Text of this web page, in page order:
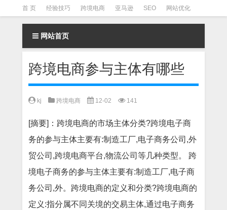
首 页 经验技巧 跨境电商 亚马逊 SEO 网站优化
Facebook营销 Facebook广告 facebook营销技巧
instagram营销
网站首页
跨境电商参与主体有哪些
kj 跨境电商 12-02 141
[摘要]：跨境电商的市场主体分类?跨境电子商
务的参与主体主要有:制造工厂,电子商务公司,外
贸公司,跨境电商平台,物流公司等几种类型。 跨
境电子商务的参与主体主要有:制造工厂,电子商
务公司,外。跨境电商的定义和分类?跨境电商的
定义:指分属不同关境的交易主体,通过电子商务